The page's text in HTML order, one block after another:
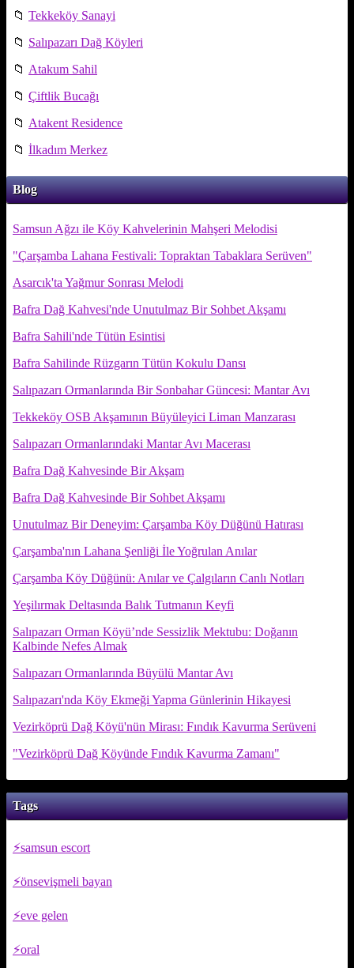
📁 Tekkeköy Sanayi
📁 Salıpazarı Dağ Köyleri
📁 Atakum Sahil
📁 Çiftlik Bucağı
📁 Atakent Residence
📁 İlkadım Merkez
Blog
Samsun Ağzı ile Köy Kahvelerinin Mahşeri Melodisi
"Çarşamba Lahana Festivali: Topraktan Tabaklara Serüven"
Asarcık'ta Yağmur Sonrası Melodi
Bafra Dağ Kahvesi'nde Unutulmaz Bir Sohbet Akşamı
Bafra Sahili'nde Tütün Esintisi
Bafra Sahilinde Rüzgarın Tütün Kokulu Dansı
Salıpazarı Ormanlarında Bir Sonbahar Güncesi: Mantar Avı
Tekkeköy OSB Akşamının Büyüleyici Liman Manzarası
Salıpazarı Ormanlarındaki Mantar Avı Macerası
Bafra Dağ Kahvesinde Bir Akşam
Bafra Dağ Kahvesinde Bir Sohbet Akşamı
Unutulmaz Bir Deneyim: Çarşamba Köy Düğünü Hatırası
Çarşamba'nın Lahana Şenliği İle Yoğrulan Anılar
Çarşamba Köy Düğünü: Anılar ve Çalgıların Canlı Notları
Yeşilırmak Deltasında Balık Tutmanın Keyfi
Salıpazarı Orman Köyü’nde Sessizlik Mektubu: Doğanın
Kalbinde Nefes Almak
Salıpazarı Ormanlarında Büyülü Mantar Avı
Salıpazarı'nda Köy Ekmeği Yapma Günlerinin Hikayesi
Vezirköprü Dağ Köyü'nün Mirası: Fındık Kavurma Serüveni
"Vezirköprü Dağ Köyünde Fındık Kavurma Zamanı"
Tags
samsun escort
önsevişmeli bayan
eve gelen
oral